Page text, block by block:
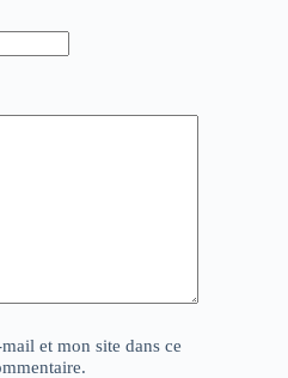
et mon site dans ce